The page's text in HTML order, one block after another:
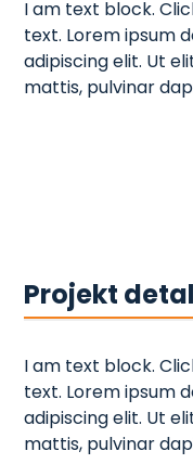
I am text block.
text. Lorem ipsum
adipiscing elit. Ut
mattis, pulvinar
Projekt
I am text block.
text. Lorem ipsum
adipiscing elit. Ut
mattis, pulvinar